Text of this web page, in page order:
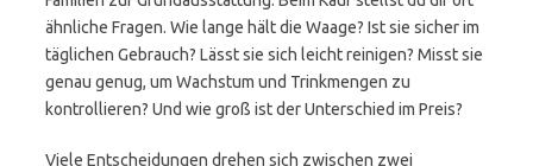
ähnliche Fragen. Wie lange hält die Waage? Ist sie sicher im
täglichen Gebrauch? Lässt sie sich leicht reinigen? Misst sie
genau genug, um Wachstum und Trinkmengen zu
kontrollieren? Und wie groß ist der Unterschied im Preis?
Viele Entscheidungen drehen sich zwischen zwei